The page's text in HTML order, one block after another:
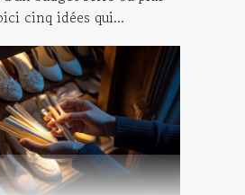
cinq idées qui...